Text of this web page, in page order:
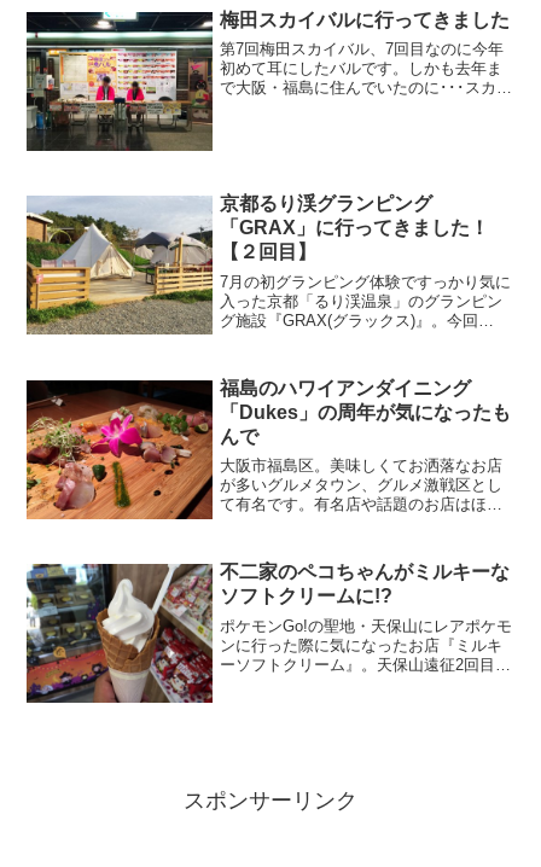
『湯龍神温泉』を目指す旅。350～400km
という長い長居道のり...
梅田スカイバルに行ってきました
第7回梅田スカイバル、7回目なのに今年
初めて耳にしたバルです。しかも去年ま
で大阪・福島に住んでいたのに･･･スカイ
京都るり渓グランピング
「GRAX」に行ってきました！
【２回目】
7月の初グランピング体験ですっかり気に
入った京都「るり渓温泉」のグランピン
グ施設『GRAX(グラックス)』。今回
福島のハワイアンダイニング
「Dukes」の周年が気になったも
んで
大阪市福島区。美味しくてお洒落なお店
が多いグルメタウン、グルメ激戦区とし
て有名です。有名店や話題のお店はほと
す。大阪・福島 Dukes（デュークス）
ジャンルは「鉄板...
不二家のペコちゃんがミルキーな
ソフトクリームに!?
ポケモンGo!の聖地・天保山にレアポケモ
ンに行った際に気になったお店『ミルキ
ーソフトクリーム』。天保山遠征2回目に
スポンサーリンク